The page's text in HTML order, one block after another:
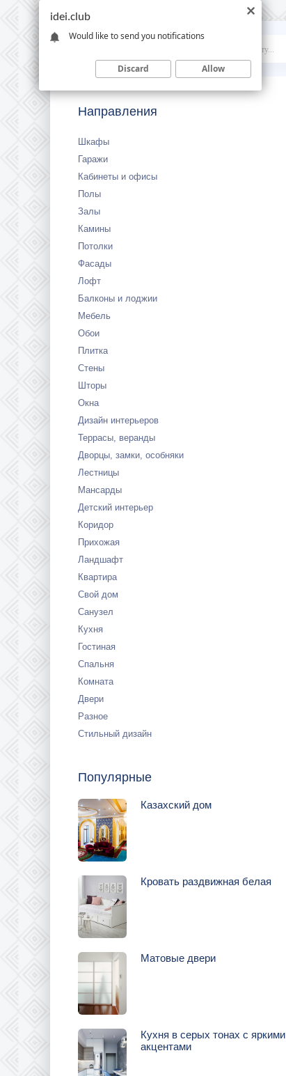
Idei
Направления
Шкафы
Гаражи
Кабинеты и офисы
Полы
Залы
Камины
Потолки
Фасады
Лофт
Балконы и лоджии
Мебель
Обои
Плитка
Стены
Шторы
Окна
Дизайн интерьеров
Террасы, веранды
Дворцы, замки, особняки
Лестницы
Мансарды
Детский интерьер
Коридор
Прихожая
Ландшафт
Квартира
Свой дом
Санузел
Кухня
Гостиная
Спальня
Комната
Двери
Разное
Стильный дизайн
Популярные
Казахский дом
Кровать раздвижная белая
Матовые двери
Кухня в серых тонах с яркими
акцентами
idei.club
Would like to send you notifications
Discard Allow